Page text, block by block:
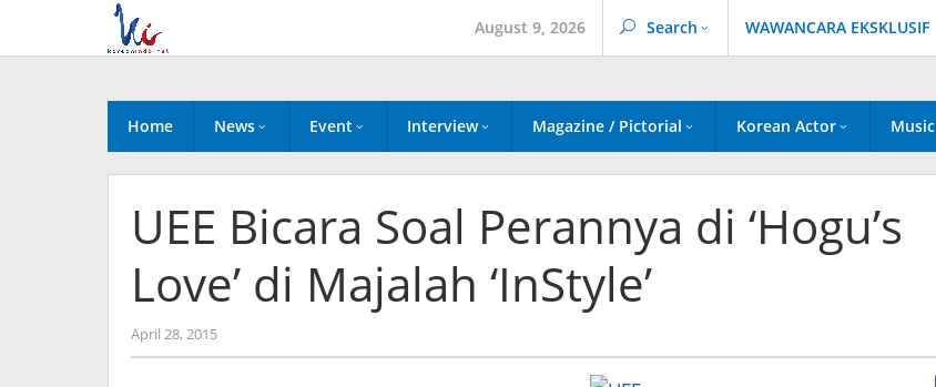
content
August 9, 2026 Search WAWANCARA EKSKLUSIF
Home News Event Interview Magazine / Pictorial Korean Actor Music
UEE Bicara Soal Perannya di ‘Hogu’s
Love’ di Majalah ‘InStyle’
April 28, 2015by
Koreanindo